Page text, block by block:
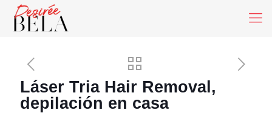
Láser Tria Hair Removal,
depilación en casa